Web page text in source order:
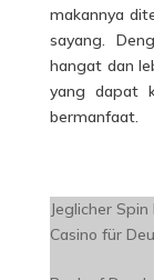
makannya
sayang.
hangat dan
yang dapat
bermanfaat.
Jeglicher
Casino für